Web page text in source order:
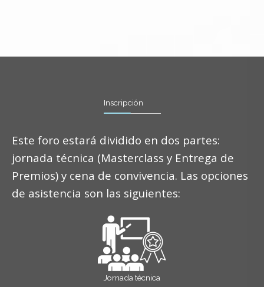
Inscripción
Este foro estará dividido en dos partes:
jornada técnica (Masterclass y Entrega de
Premios) y cena de convivencia. Las opciones
de asistencia son las siguientes:
Jornada técnica